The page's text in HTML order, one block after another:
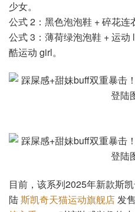
少女。
公式 2：黑色泡泡鞋 + 碎花连
公式 3：薄荷绿泡泡鞋 + 运
酷运动 girl。
目前，该系列2025年新款斯
陆斯凯奇天猫运动旗舰店发